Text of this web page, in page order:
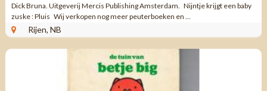
Dick Bruna. Uitgeverij Mercis Publishing Amsterdam. Nijntje krijgt een baby
zuske : Pluis Wij verkopen nog meer peuterboeken en ...
Rijen, NB